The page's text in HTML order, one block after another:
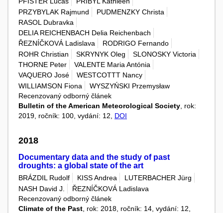
PRZYBYLAK Rajmund
PUDMENZKY Christa
RASOL Dubravka
DELIA REICHENBACH Delia Reichenbach
ŘEZNÍČKOVÁ Ladislava
RODRIGO Fernando
ROHR Christian
SKRYNYK Oleg
SLONOSKY Victoria
THORNE Peter
VALENTE Maria Antónia
VAQUERO José
WESTCOTTT Nancy
WILLIAMSON Fiona
WYSZYŃSKI Przemysław
Recenzovaný odborný článek
Bulletin of the American Meteorological Society , rok:
2019, ročník: 100, vydání: 12, DOI
2018
Documentary data and the study of past
droughts: a global state of the art
BRÁZDIL Rudolf KISS Andrea
LUTERBACHER Jürg
NASH David J.
ŘEZNÍČKOVÁ Ladislava
Recenzovaný odborný článek
Climate of the Past , rok: 2018, ročník: 14, vydání: 12,